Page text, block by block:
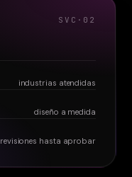
SVC· 02
industrias atendidas
diseño a medida
revisiones hasta aprobar